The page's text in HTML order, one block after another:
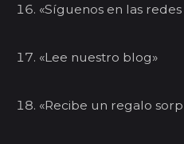
«Síguenos en las redes
«Lee nuestro blog»
«Recibe un regalo